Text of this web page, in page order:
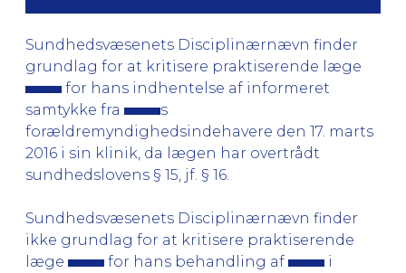
Sundhedsvæsenets Disciplinærnævn finder
grundlag for at kritisere praktiserende læge
for hans indhentelse af informeret
samtykke fra
s
forældremyndighedsindehavere den 17. marts
2016 i sin klinik, da lægen har overtrådt
sundhedslovens § 15, jf. § 16.
Sundhedsvæsenets Disciplinærnævn finder
ikke grundlag for at kritisere praktiserende
læge
for hans behandling af
i